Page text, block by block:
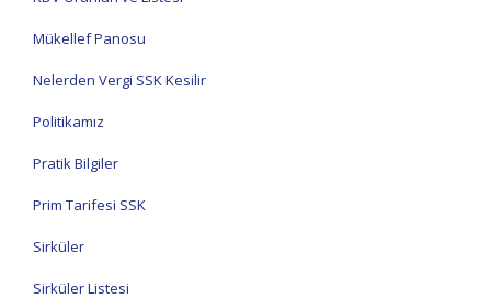
Mükellef Panosu
Nelerden Vergi SSK Kesilir
Politikamız
Pratik Bilgiler
Prim Tarifesi SSK
Sirküler
Sirküler Listesi